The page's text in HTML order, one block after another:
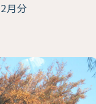
月分